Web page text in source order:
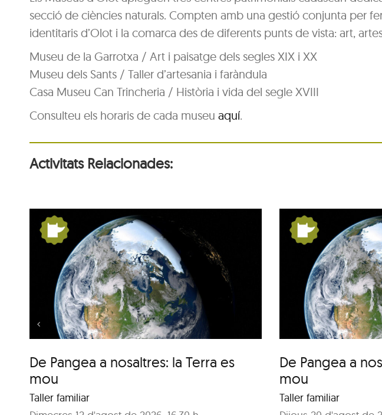
secció de ciències naturals. Compten amb una gestió conjunta per
identitaris d’Olot i la comarca des de diferents punts de vista: art,
Museu de la Garrotxa / Art i paisatge dels segles XIX i XX
Museu dels Sants / Taller d’artesania i faràndula
Casa Museu Can Trincheria / Història i vida del segle XVIII
Consulteu els horaris de cada museu aquí.
Activitats Relacionades:
De Pangea a nosaltres: la Terra es
mou
Taller familiar
De Pangea a nosaltres: la
Terra es mou
De Pangea a
mou
Taller familiar
Festa